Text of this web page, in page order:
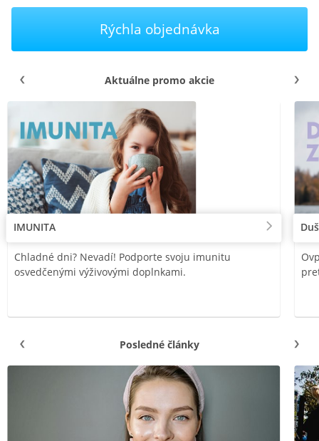
Rýchla objednávka
Aktuálne promo akcie
IMUNITA
Chladné dni? Nevadí! Podporte svoju imunitu
osvedčenými výživovými doplnkami.
Posledné články